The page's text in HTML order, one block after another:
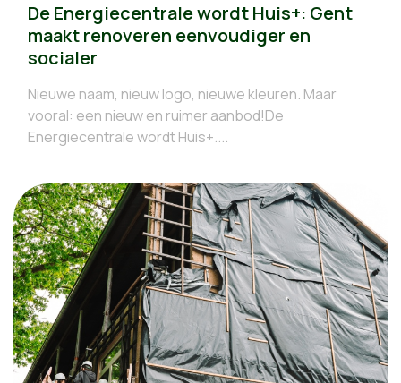
De Energiecentrale wordt Huis+: Gent
maakt renoveren eenvoudiger en
socialer
Nieuwe naam, nieuw logo, nieuwe kleuren. Maar
vooral: een nieuw en ruimer aanbod!De
Energiecentrale wordt Huis+....